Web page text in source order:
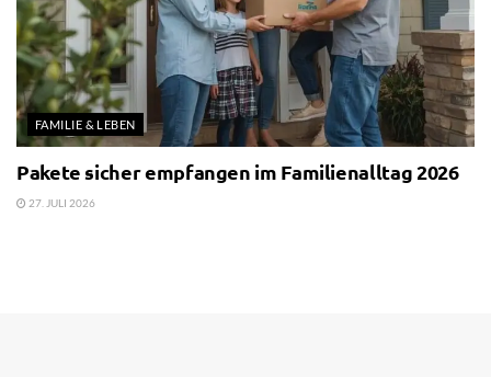
FAMILIE & LEBEN
Pakete sicher empfangen im Familienalltag 2026
27. JULI 2026